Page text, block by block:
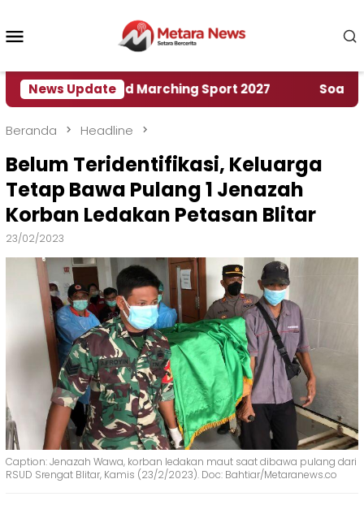
konten
News Update
World Marching Sport 2027 ‎Soal Rencana
Beranda Headline
Belum Teridentifikasi, Keluarga
Tetap Bawa Pulang 1 Jenazah
Korban Ledakan Petasan Blitar
23/02/2023
Caption: Jenazah Wawa, korban ledakan maut saat dibawa pulang dari
RSUD Srengat Blitar, Kamis (23/2/2023). Doc: Bahtiar/Metaranews.co